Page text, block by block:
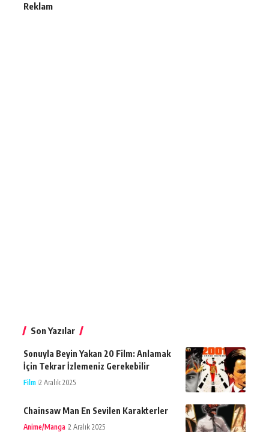
Reklam
Son Yazılar
Sonuyla Beyin Yakan 20 Film: Anlamak
İçin Tekrar İzlemeniz Gerekebilir
Film 2 Aralık 2025
Chainsaw Man En Sevilen Karakterler
Anime/Manga 2 Aralık 2025